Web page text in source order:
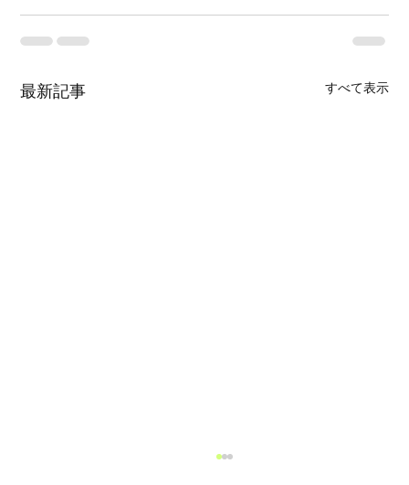
最新記事 すべて表示